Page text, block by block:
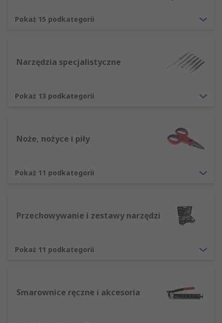
wybrany artykuł jest dokładnie tym, którego
Państwo potrzebują.
Pokaż 15 podkategorii
Narzędzia specjalistyczne
Pokaż 13 podkategorii
Noże, nożyce i piły
Pokaż 11 podkategorii
Przechowywanie i zestawy narzędzi
Pokaż 11 podkategorii
Smarownice ręczne i akcesoria